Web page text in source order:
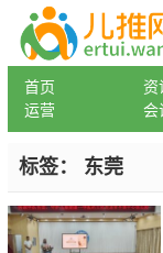
首页 资
运营
会
标签： 东莞